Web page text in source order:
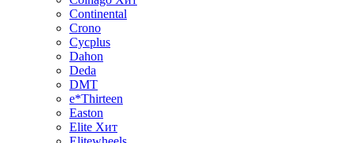
Continental
Crono
Cycplus
Dahon
Deda
DMT
e*Thirteen
Easton
Elite Хит